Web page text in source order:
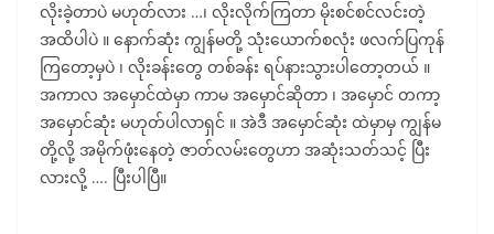
လိုးခဲ့တာပဲ မဟုတ်လား …၊ လိုးလိုက်ကြတာ မိုးစင်စင်လင်းတဲ့
အထိပါပဲ ။ နောက်ဆုံး ကျွန်မတို့ သုံးယောက်စလုံး ဖလက်ပြကုန်
ကြတော့မှပဲ ၊ လိုးခန်းတွေ တစ်ခန်း ရပ်နားသွားပါတော့တယ် ။
အကာလ အမှောင်ထဲမှာ ကာမ အမှောင်ဆိုတာ ၊ အမှောင် တကာ့
အမှောင်ဆုံး မဟုတ်ပါလာရှင် ။ အဲဒီ အမှောင်ဆုံး ထဲမှာမှ ကျွန်မ
တို့လို့ အမိုက်ဖုံးနေတဲ့ ဇာတ်လမ်းတွေဟာ အဆုံးသတ်သင့် ပြီး
လားလို့ …. ပြီးပါပြီ။